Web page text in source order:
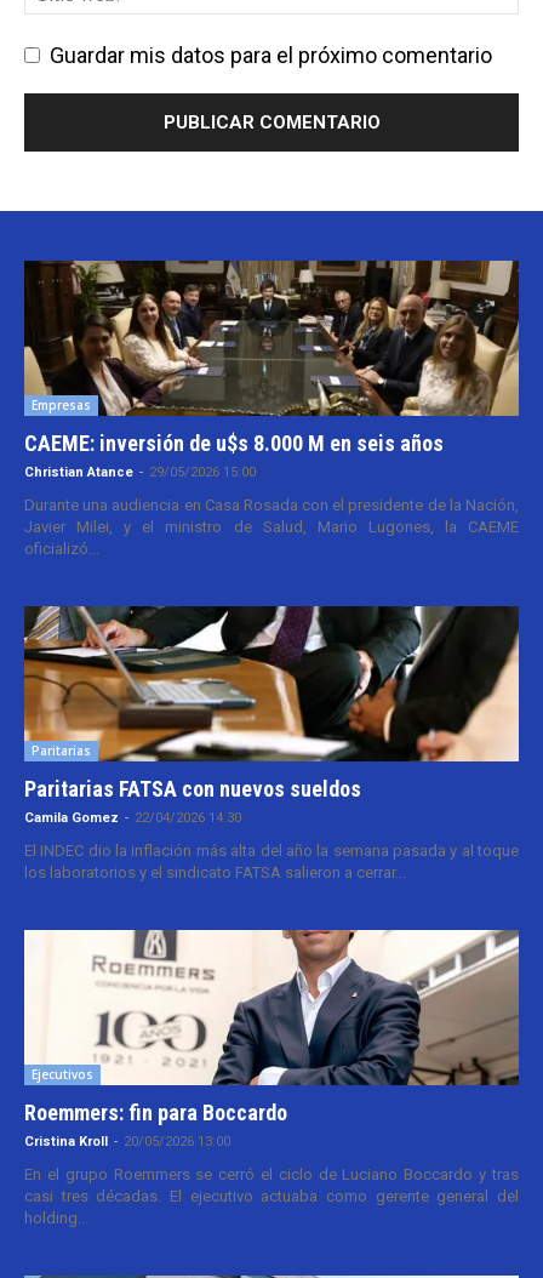
Guardar mis datos para el próximo comentario
Empresas
CAEME: inversión de u$s 8.000 M en seis años
Christian Atance - 29/05/2026 15:00
Durante una audiencia en Casa Rosada con el presidente de la Nación,
Javier Milei, y el ministro de Salud, Mario Lugones, la CAEME
oficializó...
Paritarias
Paritarias FATSA con nuevos sueldos
Camila Gomez - 22/04/2026 14:30
El INDEC dio la inflación más alta del año la semana pasada y al toque
los laboratorios y el sindicato FATSA salieron a cerrar...
Ejecutivos
Roemmers: fin para Boccardo
Cristina Kroll - 20/05/2026 13:00
En el grupo Roemmers se cerró el ciclo de Luciano Boccardo y tras
casi tres décadas. El ejecutivo actuaba como gerente general del
holding...